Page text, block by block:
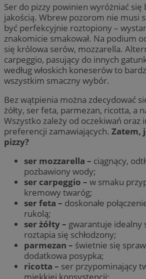
Ser do pizzy powinien wyróżniać się
jakością. Wbrew pozorom nie musi
być perfekcyjnie roztopiony –
znakomicie smakował. Na podium
się królowa serów, mozzarella.
carpeggio, pasujący do innych
według włoskich koneserów to
wszystkim smaczny wybór.
Bez wątpienia można zdecydować
żółty, ser feta, parmezan, ricotta, a
Wszystko zależy od oczekiwań oraz
preferencji zamawiających. Zatem,
pizzy?
ser mozzarella – ciągnący,
pozbawiony wody;
ser carpeggio – w smaku
kremowy twaróg;
ser feta – doskonałe
rukolą;
ser żółty – gwarantuje idealny
roztapia się schłodzony;
parmezan – świetnie się
dodatkowa posypka;
ricotta – ser przypominający